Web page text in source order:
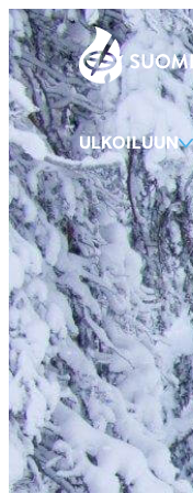
Siirry
suoraan
sisältöön
Suomen Latu
ULKOILUUN